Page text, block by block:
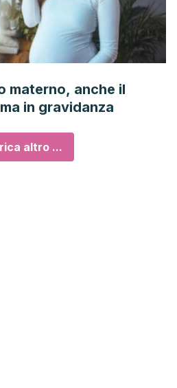
materno, anche il
in gravidanza
altro ...